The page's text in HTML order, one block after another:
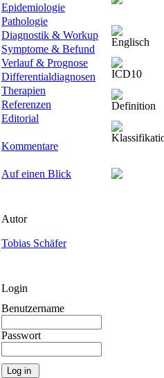
Epidemiologie
Pathologie
Diagnostik & Workup
Symptome & Befund
Verlauf & Prognose
Differentialdiagnosen
Therapien
Referenzen
Editorial
Kommentare
Auf einen Blick
Autor
Tobias Schäfer
Login
Benutzername
Passwort
Englisch
ICD10
Definition